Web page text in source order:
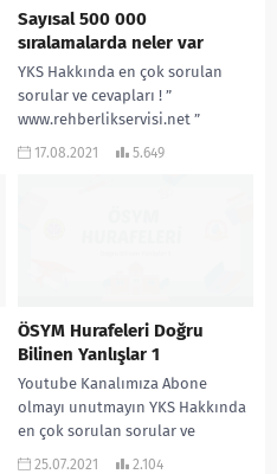
Sayısal 500 000
sıralamalarda neler var
YKS Hakkında en çok sorulan
sorular ve cevapları ! ”
www.rehberlikservisi.net ”
adresinden daha çok bilgiye
17.08.2021 5.649
ÖSYM Hurafeleri Doğru
Bilinen Yanlışlar 1
Youtube Kanalımıza Abone
olmayı unutmayın YKS Hakkında
en çok sorulan sorular ve
cevapları ! ”
25.07.2021 2.104